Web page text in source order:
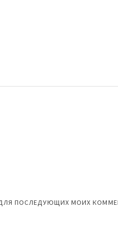
ПОСЛЕДУЮЩИХ МОИХ